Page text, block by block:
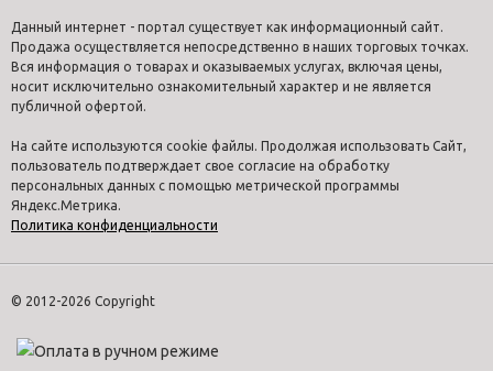
Данный интернет - портал существует как информационный сайт.
Продажа осуществляется непосредственно в наших торговых точках.
Вся информация о товарах и оказываемых услугах, включая цены,
носит исключительно ознакомительный характер и не является
публичной офертой.
На сайте используются cookie файлы. Продолжая использовать Сайт,
пользователь подтверждает свое согласие на обработку
персональных данных с помощью метрической программы
Яндекс.Метрика.
Политика конфиденциальности
© 2012-2026 Copyright